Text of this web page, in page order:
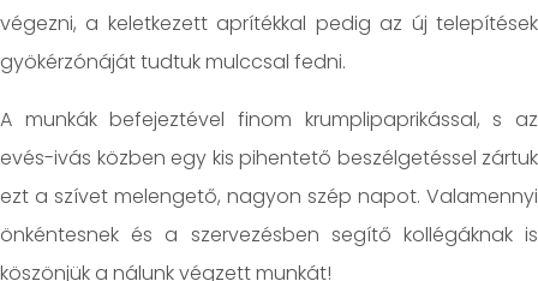
végezni, a keletkezett aprítékkal pedig az új telepítések
gyökérzónáját tudtuk mulccsal fedni.
A munkák befejeztével finom krumplipaprikással, s az
evés-ivás közben egy kis pihentető beszélgetéssel zártuk
ezt a szívet melengető, nagyon szép napot. Valamennyi
önkéntesnek és a szervezésben segítő kollégáknak is
köszönjük a nálunk végzett munkát!